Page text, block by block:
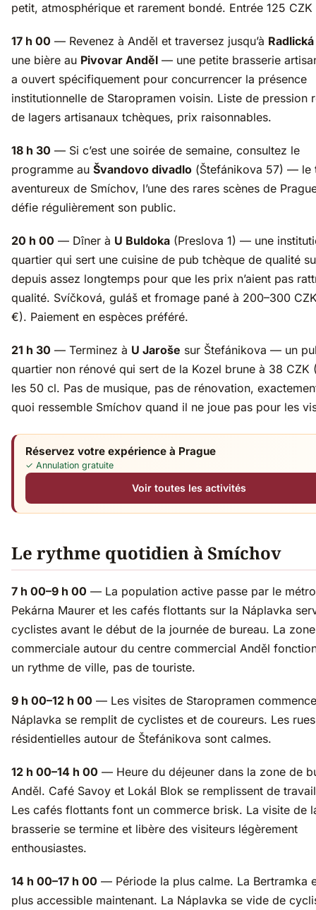
petit, atmosphérique et rarement bondé. Entrée 125
17 h 00 — Revenez à Anděl et traversez jusqu’à Radlická
une bière au Pivovar Anděl — une petite brasserie
a ouvert spécifiquement pour concurrencer la présence
institutionnelle de Staropramen voisin. Liste de pression
de lagers artisanaux tchèques, prix raisonnables.
18 h 30 — Si c’est une soirée de semaine, consultez le
programme au Švandovo divadlo (Štefánikova 57) — le
aventureux de Smíchov, l’une des rares scènes de
défie régulièrement son public.
20 h 00 — Dîner à U Buldoka (Preslova 1) — une
quartier qui sert une cuisine de pub tchèque de qualité
depuis assez longtemps pour que les prix n’aient pas
qualité. Svíčková, guláš et fromage pané à 200–300
€). Paiement en espèces préféré.
21 h 30 — Terminez à U Jaroše sur Štefánikova — un
quartier non rénové qui sert de la Kozel brune à 38 CZK
les 50 cl. Pas de musique, pas de rénovation,
quoi ressemble Smíchov quand il ne joue pas pour les
Réservez votre expérience à Prague
✓ Annulation gratuite
Voir toutes les activités
Le rythme quotidien à Smíchov
7 h 00–9 h 00 — La population active passe par le
Pekárna Maurer et les cafés flottants sur la Náplavka
cyclistes avant le début de la journée de bureau. La zone
commerciale autour du centre commercial Anděl
un rythme de ville, pas de touriste.
9 h 00–12 h 00 — Les visites de Staropramen
Náplavka se remplit de cyclistes et de coureurs. Les rues
résidentielles autour de Štefánikova sont calmes.
12 h 00–14 h 00 — Heure du déjeuner dans la zone de
Anděl. Café Savoy et Lokál Blok se remplissent de
Les cafés flottants font un commerce brisk. La visite de
brasserie se termine et libère des visiteurs légèrement
enthousiastes.
14 h 00–17 h 00 — Période la plus calme. La Bertramka
plus accessible maintenant. La Náplavka se vide de